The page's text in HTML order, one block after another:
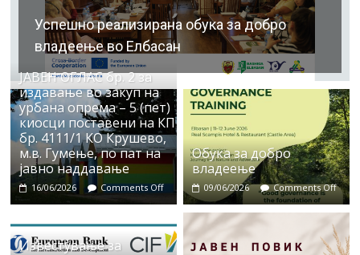
Успешно реализирана обука за добро
владеење во Елбасан
ЈАВЕН ОГЛАС бр. 2 за
издавање во закуп на
урбана опрема – 5 (пет)
киосци поставени на КП
бр. 4111/1 КО Крушево,
м.в. Гумење, по пат на
јавно наддавање
16/06/2026 Comments Off
Обука за добро
владеење
09/06/2026 Comments Off
Известување за